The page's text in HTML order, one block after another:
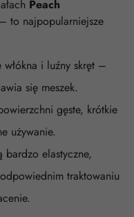
Peach
– to najpopularniejsze
włókna i luźny skręt –
się meszek.
gęste, krótkie
używanie.
bardzo elastyczne,
traktowaniu